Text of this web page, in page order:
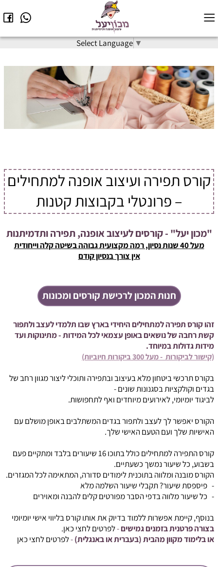
Select Language ▼
קורס תפירה ועיצוב אופנה למתחילים
– פרונטלי בקבוצות קטנות
"מכון יעל" - קורסים לעיצוב אופנה, תפירה ותדמיתנות
מעל 40 שנות נסיון, רמה מקצועית גבוהה בשיטה קלה וייחודית
אין צורך בנסיון קודם
חנות המכון לרכישת קורסים ומכונות
זהו קורס תפירה למתחילים היחידי בארץ שבו תלמדילעצב ולתפור
קשת רחבה של נושאים באופן עצמאילכל המידות -מתינוקות ועד
מידות גדולות במיוחד.
(קישור לביקורות - מעל 300 ביקורות חיוביות)
בקורס תרכשי ביטחון מלא בעיצוב ובתפירה ותוכלי ליצור מגוון רחב של
בגדים וקולקציות בסגנונות שונים -
לביגוד יומיומי, לאירועים מיוחדים ואף לתחפושות.
הקורס יאפשר לך לעצב ולתפור בגדים המשתלבים באופן מושלם עם
האישיות שלך ועם הטעם האישי שלך.
קורס התפירה למתחילים כולל בתוכו 16 שיעורים בלבד ומתקיים פעם
בשבוע, כל שיעור נמשך כשעתיים.
הקורס מובנה ומלווה בתוכנית לימודים סדורה, המתאימה לכל המגזרים.
- פיספסת שיעור? תקבלי שיעור השלמה מלא
- כל שיעור מלווה בדפי הסבר מפורטים קלים להבנה ומאוירים
בנוסף, קיימת אפשרות ללמוד בדיוק את אותו קורס בליווי אישי יומיומי
בצורה פרטנית בזמנים גמישים-לפרטיםלחצי כאן.
או בלימוד מקוון מהבית (בעברית או באנגלית)-לפרטיםלחצי כאן